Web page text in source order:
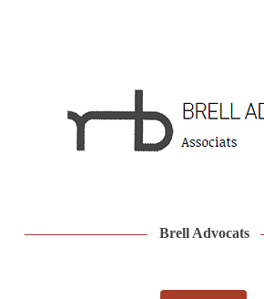
Brell Advocats